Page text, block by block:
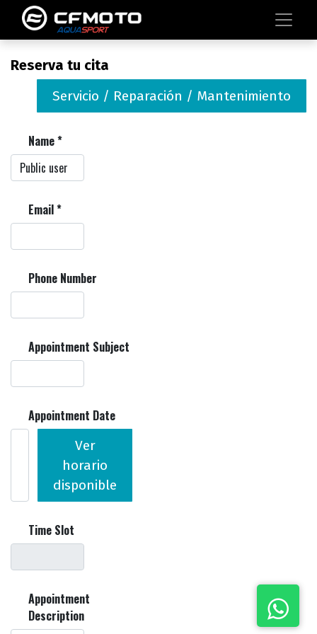
Reserva tu cita
Servicio / Reparación / Mantenimiento
Name*
Email*
Phone Number
Appointment Subject
Appointment Date
Ver
horario
disponible
Time Slot
Appointment
Description